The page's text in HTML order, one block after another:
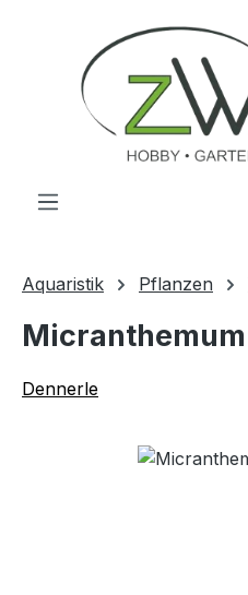
Zum Hauptinhalt springen
Aquaristik Pflanzen
Dennerle
Bildergalerie überspringen